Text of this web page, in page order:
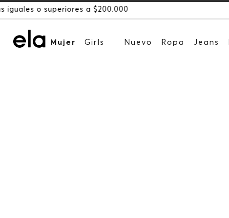
Mujer Girls Nuevo Ropa Jeans